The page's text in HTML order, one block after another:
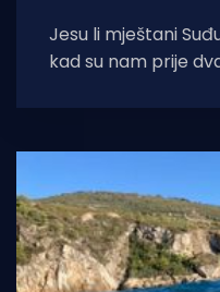
Jesu li mještani
kad su nam prije